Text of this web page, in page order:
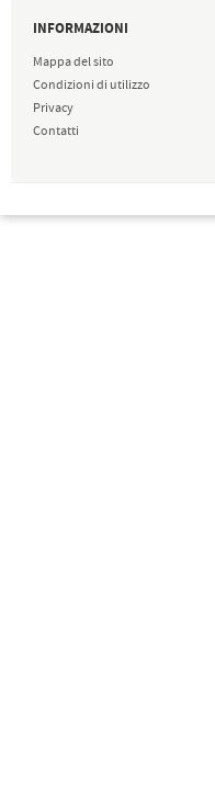
INFORMAZIONI
Mappa del sito
Condizioni di utilizzo
Privacy
Contatti